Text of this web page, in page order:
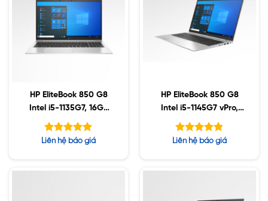
HP EliteBook 850 G8
Intel i5-1135G7, 16GB
DDR4, 512GB SSD,
Được xếp
Liên hệ báo giá
HP EliteBook 850 G8
Intel i5-1145G7 vPro,
16GB DDR4, 1TB SSD,
Được xếp
Liên hệ báo giá